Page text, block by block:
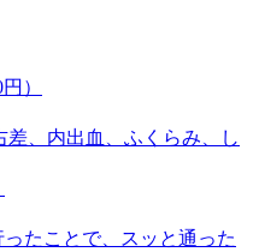
）
、内出血、ふくらみ、し
たことで、スッと通った